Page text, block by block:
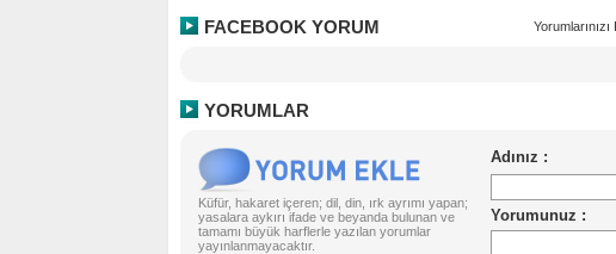
FACEBOOK YORUM
YORUMLAR
Küfür, hakaret içeren; dil, din, ırk ayrımı yapan;
yasalara aykırı ifade ve beyanda bulunan ve
tamamı büyük harflerle yazılan yorumlar
yayınlanmayacaktır.